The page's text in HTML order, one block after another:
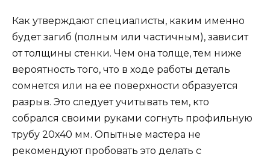
Как утверждают специалисты, каким именно
будет загиб (полным или частичным), зависит
от толщины стенки. Чем она толще, тем ниже
вероятность того, что в ходе работы деталь
сомнется или на ее поверхности образуется
разрыв. Это следует учитывать тем, кто
собрался своими руками согнуть профильную
трубу 20х40 мм. Опытные мастера не
рекомендуют пробовать это делать с